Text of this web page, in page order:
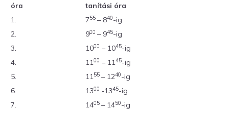
óra
tanítási óra
1.
755 – 840-ig
2.
900 – 945-ig
3.
1000 – 1045-ig
4.
1100 – 1145-ig
5.
1155 – 1240-ig
6.
1300 -1345-ig
7.
1405 – 1450-ig